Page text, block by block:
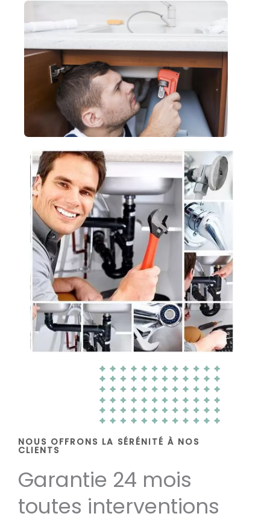
NOUS OFFRONS LA SÉRÉNITÉ À NOS
CLIENTS
Garantie 24 mois
toutes interventions